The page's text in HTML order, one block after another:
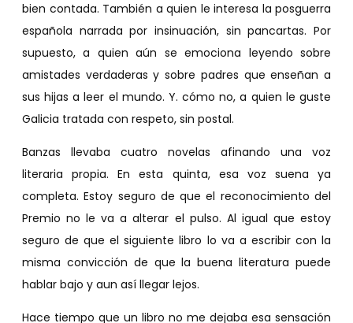
bien contada. También a quien le interesa la posguerra
española narrada por insinuación, sin pancartas. Por
supuesto, a quien aún se emociona leyendo sobre
amistades verdaderas y sobre padres que enseñan a
sus hijas a leer el mundo. Y. cómo no, a quien le guste
Galicia tratada con respeto, sin postal.
Banzas llevaba cuatro novelas afinando una voz
literaria propia. En esta quinta, esa voz suena ya
completa. Estoy seguro de que el reconocimiento del
Premio no le va a alterar el pulso. Al igual que estoy
seguro de que el siguiente libro lo va a escribir con la
misma convicción de que la buena literatura puede
hablar bajo y aun así llegar lejos.
Hace tiempo que un libro no me dejaba esa sensación